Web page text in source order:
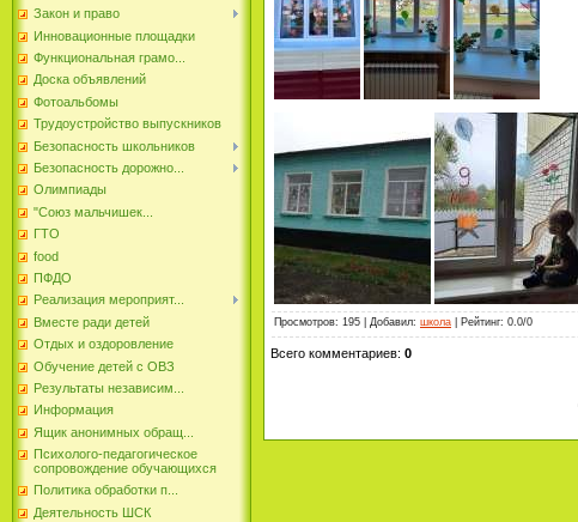
Закон и право
Инновационные площадки
Функциональная грамо...
Доска объявлений
Фотоальбомы
Трудоустройство выпускников
Безопасность школьников
Безопасность дорожно...
Олимпиады
"Союз мальчишек...
ГТО
food
ПФДО
Реализация мероприят...
Вместе ради детей
Отдых и оздоровление
Обучение детей с ОВЗ
Результаты независим...
Информация
Ящик анонимных обращ...
Психолого-педагогическое
сопровождение обучающихся
Политика обработки п...
Деятельность ШСК
Просмотров: 195 Добавил: школа Рейтинг: 0.0/0
Всего комментариев: 0